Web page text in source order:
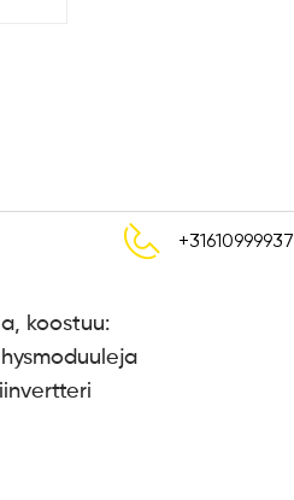
+31610999937
koostuu: